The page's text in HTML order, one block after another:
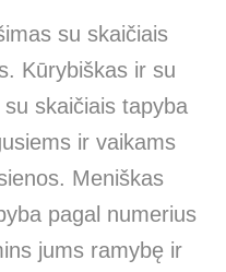
su skaičiais
Kūrybiškas ir su
skaičiais tapyba
ir vaikams
Meniškas
pagal numerius
jums ramybę ir